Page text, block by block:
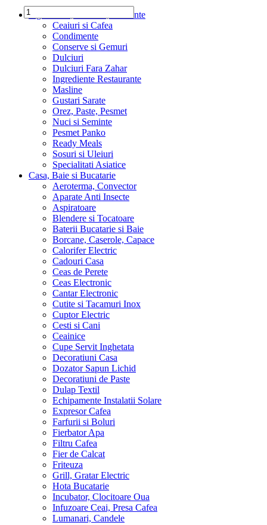
Ingrediente, Dulciuri, Alimente
Ceaiuri si Cafea
Condimente
Conserve si Gemuri
Dulciuri
Dulciuri Fara Zahar
Ingrediente Restaurante
Masline
Gustari Sarate
Orez, Paste, Pesmet
Nuci si Seminte
Pesmet Panko
Ready Meals
Sosuri si Uleiuri
Specialitati Asiatice
Casa, Baie si Bucatarie
Aeroterma, Convector
Aparate Anti Insecte
Aspiratoare
Blendere si Tocatoare
Baterii Bucatarie si Baie
Borcane, Caserole, Capace
Calorifer Electric
Cadouri Casa
Ceas de Perete
Ceas Electronic
Cantar Electronic
Cutite si Tacamuri Inox
Cuptor Electric
Cesti si Cani
Ceainice
Cupe Servit Inghetata
Decoratiuni Casa
Dozator Sapun Lichid
Decoratiuni de Paste
Dulap Textil
Echipamente Instalatii Solare
Expresor Cafea
Farfurii si Boluri
Fierbator Apa
Filtru Cafea
Fier de Calcat
Friteuza
Grill, Gratar Electric
Hota Bucatarie
Incubator, Clocitoare Oua
Infuzoare Ceai, Presa Cafea
Lumanari, Candele